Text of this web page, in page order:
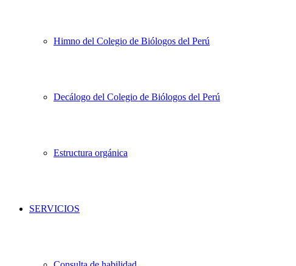
Himno del Colegio de Biólogos del Perú
Decálogo del Colegio de Biólogos del Perú
Estructura orgánica
SERVICIOS